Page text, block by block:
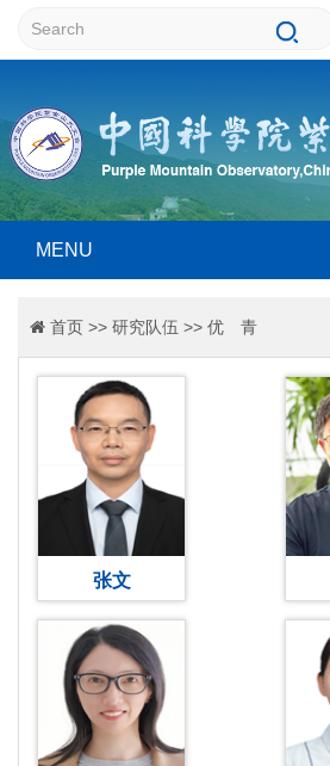
MENU
首页 >> 研究队伍 >> 优 青
张文